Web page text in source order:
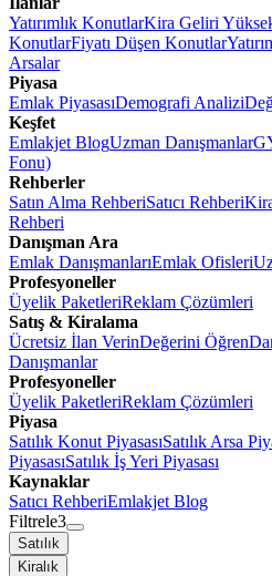
Yatırımlık KonutlarKira Geliri
KonutlarFiyatı Düşen Konutlar
Arsalar
Piyasa
Emlak PiyasasıDemografi Analizi
Keşfet
Emlakjet BlogUzman Danışmanlar
Fonu)
Rehberler
Satın Alma RehberiSatıcı Rehberi
Rehberi
Danışman Ara
Emlak DanışmanlarıEmlak Ofisleri
Profesyoneller
Üyelik PaketleriReklam Çözümleri
Satış & Kiralama
Ücretsiz İlan VerinDeğerini Öğren
Danışmanlar
Profesyoneller
Üyelik PaketleriReklam Çözümleri
Piyasa
Satılık Konut PiyasasıSatılık Arsa
PiyasasıSatılık İş Yeri Piyasası
Kaynaklar
Satıcı RehberiEmlakjet Blog
Filtrele3
Satılık
Kiralık